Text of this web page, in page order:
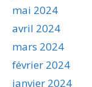
mai 2024
avril 2024
mars 2024
février 2024
janvier 2024